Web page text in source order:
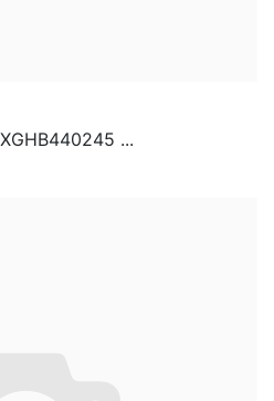
...